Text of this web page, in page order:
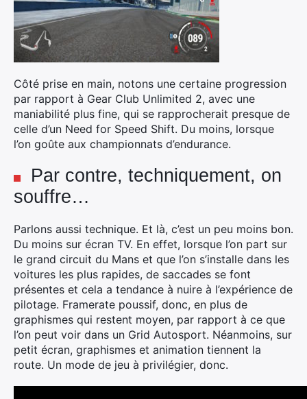
Côté prise en main, notons une certaine progression
par rapport à Gear Club Unlimited 2, avec une
maniabilité plus fine, qui se rapprocherait presque de
celle d’un Need for Speed Shift. Du moins, lorsque
l’on goûte aux championnats d’endurance.
Par contre, techniquement, on
souffre…
Parlons aussi technique. Et là, c’est un peu moins bon.
Du moins sur écran TV. En effet, lorsque l’on part sur
le grand circuit du Mans et que l’on s’installe dans les
voitures les plus rapides, de saccades se font
présentes et cela a tendance à nuire à l’expérience de
pilotage. Framerate poussif, donc, en plus de
graphismes qui restent moyen, par rapport à ce que
l’on peut voir dans un Grid Autosport. Néanmoins, sur
petit écran, graphismes et animation tiennent la
route. Un mode de jeu à privilégier, donc.